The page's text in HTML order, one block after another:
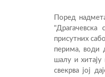
Поред
присутних
перима, води
шалу и хитају
свекрва јој